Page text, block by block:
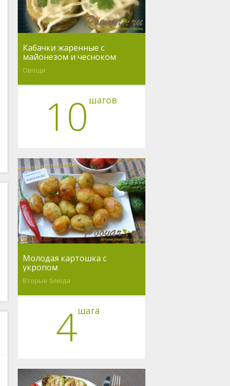
Кабачки жаренные с
майонезом и чесноком
Овощи
10 шагов
Молодая картошка с
укропом
Вторые блюда
4шага